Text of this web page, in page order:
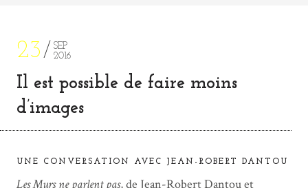
a
u
d
i
o
23
SEP
2016
Il est possible de faire moins
d’images
UNE CONVERSATION AVEC JEAN-ROBERT DANTOU
Les Murs ne parlent pas, de Jean-Robert Dantou et